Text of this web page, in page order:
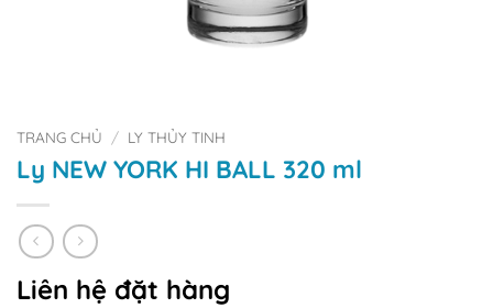
TRANG CHỦ / LY THỦY TINH
Ly NEW YORK HI BALL 320 ml
Liên hệ đặt hàng